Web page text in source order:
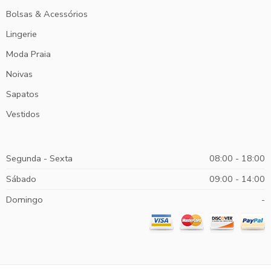
Bolsas & Acessórios
Lingerie
Moda Praia
Noivas
Sapatos
Vestidos
Segunda - Sexta
08:00 - 18:00
Sábado
09:00 - 14:00
Domingo
-